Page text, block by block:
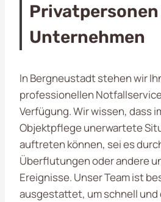
Privatpersonen
Unternehmen
In Bergneustadt stehen wir
professionellen
Verfügung. Wir wissen, dass
Objektpflege unerwartete
auftreten können, sei es
Überflutungen oder andere
Ereignisse. Unser Team ist
ausgestattet, um schnell und